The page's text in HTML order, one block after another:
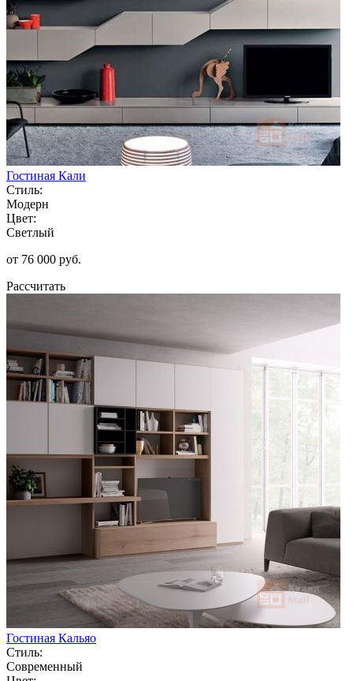
Гостиная Кали
Стиль:
Модерн
Цвет:
Светлый
от 76 000 руб.
Рассчитать
Гостиная Кальяо
Стиль:
Современный